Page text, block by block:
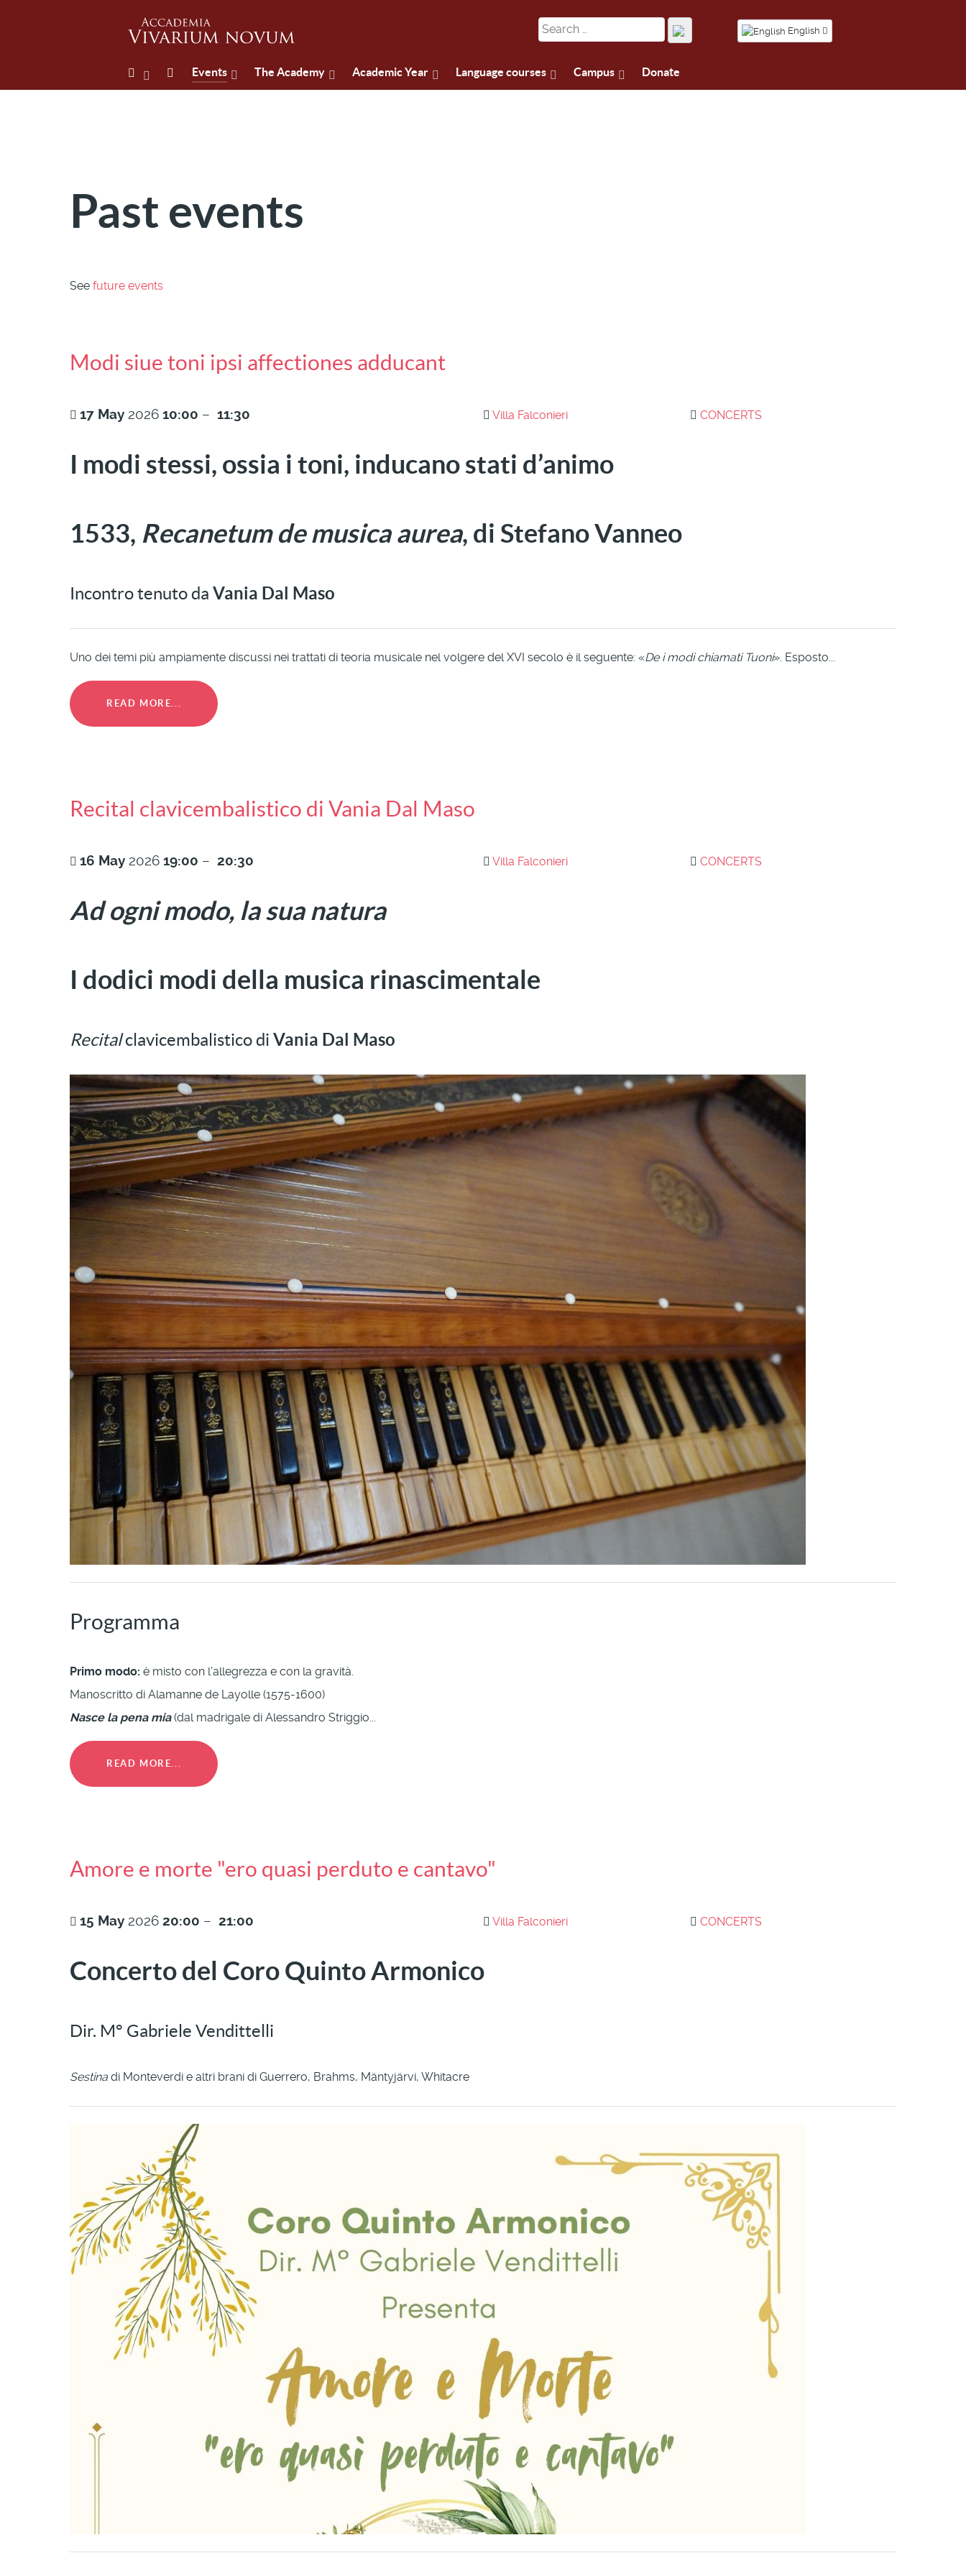
English
Events The Academy Academic Year Language courses Campus Donate
Past events
See future events
Modi siue toni ipsi affectiones adducant
17 May 2026 10:00 – 11:30 Villa Falconieri CONCERTS
I modi stessi, ossia i toni, inducano stati d’animo
1533, Recanetum de musica aurea, di Stefano Vanneo
Incontro tenuto da Vania Dal Maso
Uno dei temi più ampiamente discussi nei trattati di teoria musicale nel volgere del XVI secolo è il seguente: «De i modi chiamati Tuoni». Esposto...
READ MORE...
Recital clavicembalistico di Vania Dal Maso
16 May 2026 19:00 – 20:30 Villa Falconieri CONCERTS
Ad ogni modo, la sua natura
I dodici modi della musica rinascimentale
Recitalclavicembalistico di Vania Dal Maso
Programma
Primo modo: è misto con l’allegrezza e con la gravità.
Manoscritto di Alamanne de Layolle (1575-1600)
Nasce la pena mia(dal madrigale di Alessandro Striggio...
READ MORE...
Amore e morte "ero quasi perduto e cantavo"
15 May 2026 20:00 – 21:00 Villa Falconieri CONCERTS
Concerto del Coro Quinto Armonico
Dir. M° Gabriele Vendittelli
Sestina di Monteverdi e altri brani di Guerrero, Brahms, Mäntyjärvi, Whitacre